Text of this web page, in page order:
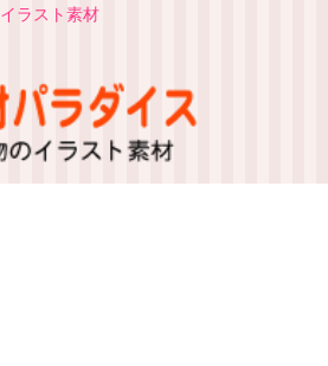
ラスト素材